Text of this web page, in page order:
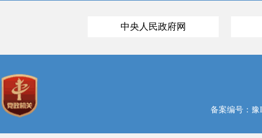
中央人民政府网
备案编号：豫